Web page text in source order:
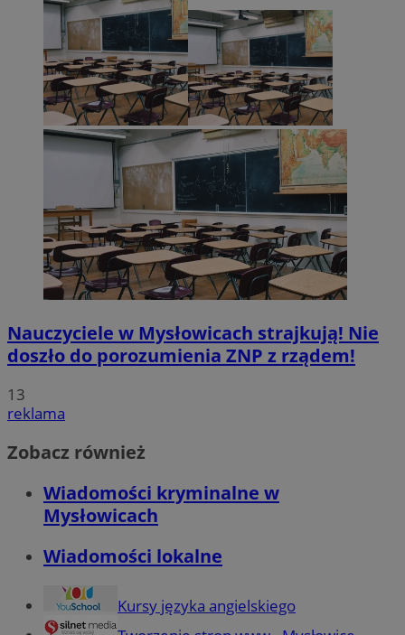
Nauczyciele w Mysłowicach strajkują! Nie
doszło do porozumienia ZNP z rządem!
13
reklama
Zobacz również
Wiadomości kryminalne w
Mysłowicach
Wiadomości lokalne
Kursy języka angielskiego